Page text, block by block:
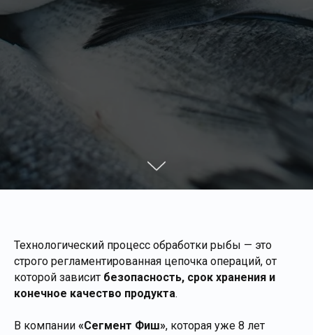
Технологический процесс обработки рыбы — это
строго регламентированная цепочка операций, от
которой зависит безопасность, срок хранения и
конечное качество продукта.
В компании «Сегмент Фиш», которая уже 8 лет